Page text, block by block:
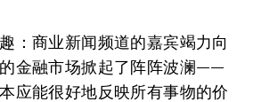
：商业新闻频道的嘉宾竭力向
金融市场掀起了阵阵波澜——
应能很好地反映所有事物的价